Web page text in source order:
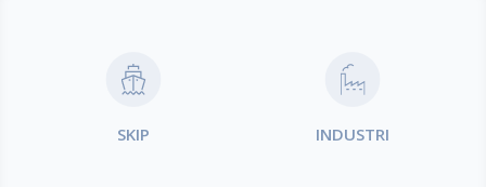
Produktområder
SKIP INDUSTRI